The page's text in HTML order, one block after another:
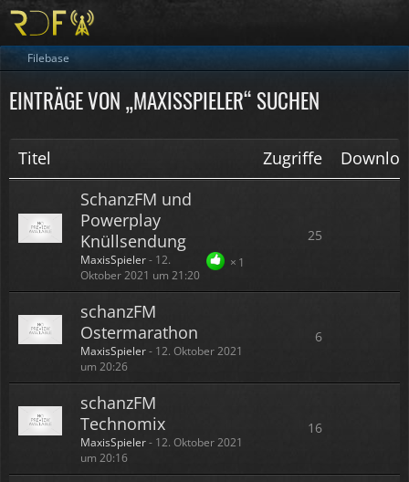
Filebase
EINTRÄGE VON „MAXISSPIELER“ SUCHEN
Titel Zugriffe
SchanzFM und
Powerplay
Knüllsendung
1
MaxisSpieler- 12.
Oktober 2021 um 21:20
25
schanzFM
Ostermarathon
MaxisSpieler- 12. Oktober 2021
um 20:26
6
schanzFM
Technomix
MaxisSpieler- 12. Oktober 2021
um 20:16
16